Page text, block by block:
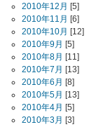
2010年12月 [5]
2010年11月 [6]
2010年10月 [12]
2010年9月 [5]
2010年8月 [11]
2010年7月 [13]
2010年6月 [8]
2010年5月 [13]
2010年4月 [5]
2010年3月 [3]